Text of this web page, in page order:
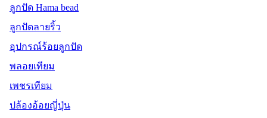
ลูกปัด Hama bead
ลูกปัดลายริ้ว
อุปกรณ์ร้อยลูกปัด
พลอยเทียม
เพชรเทียม
ปล้องอ้อยญี่ปุ่น